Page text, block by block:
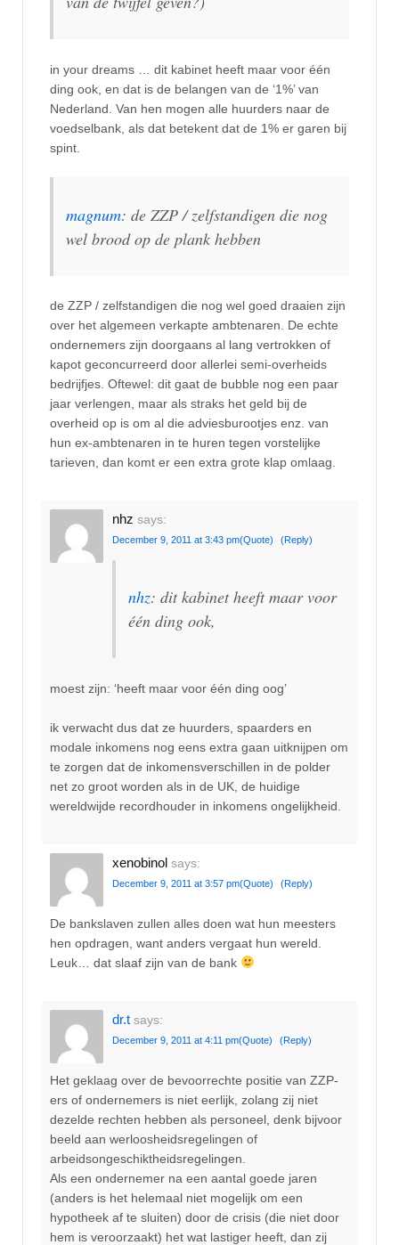
in your dreams … dit kabinet heeft maar voor één
ding ook, en dat is de belangen van de ‘1%’ van
Nederland. Van hen mogen alle huurders naar de
voedselbank, als dat betekent dat de 1% er garen bij
spint.
magnum: de ZZP / zelfstandigen die nog
wel brood op de plank hebben
de ZZP / zelfstandigen die nog wel goed draaien zijn
over het algemeen verkapte ambtenaren. De echte
ondernemers zijn doorgaans al lang vertrokken of
kapot geconcurreerd door allerlei semi-overheids
bedrijfjes. Oftewel: dit gaat de bubble nog een paar
jaar verlengen, maar als straks het geld bij de
overheid op is om al die adviesburootjes enz. van
hun ex-ambtenaren in te huren tegen vorstelijke
tarieven, dan komt er een extra grote klap omlaag.
nhz says:
December 9, 2011 at 3:43 pm(Quote) (Reply)
nhz: dit kabinet heeft maar voor
één ding ook,
moest zijn: ‘heeft maar voor één ding oog’
ik verwacht dus dat ze huurders, spaarders en
modale inkomens nog eens extra gaan uitknijpen om
te zorgen dat de inkomensverschillen in de polder
net zo groot worden als in de UK, de huidige
wereldwijde recordhouder in inkomens ongelijkheid.
xenobinol says:
December 9, 2011 at 3:57 pm(Quote) (Reply)
De bankslaven zullen alles doen wat hun meesters
hen opdragen, want anders vergaat hun wereld.
Leuk… dat slaaf zijn van de bank
dr.t says:
December 9, 2011 at 4:11 pm(Quote) (Reply)
Het geklaag over de bevoorrechte positie van ZZP-
ers of ondernemers is niet eerlijk, zolang zij niet
dezelde rechten hebben als personeel, denk bijvoor
beeld aan werloosheidsregelingen of
arbeidsongeschiktheidsregelingen.
Als een ondernemer na een aantal goede jaren
(anders is het helemaal niet mogelijk om een
hypotheek af te sluiten) door de crisis (die niet door
hem is veroorzaakt) het wat lastiger heeft, dan zij